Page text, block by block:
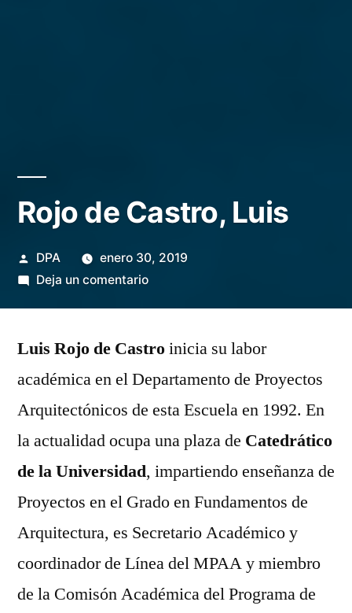
Rojo de Castro, Luis
Publicado
por
DPA
enero 30, 2019
Deja un comentarioen
Castro,
Luis Rojo de Castroinicia su labor
académica en el Departamento de Proyectos
Arquitectónicos de esta Escuela en 1992. En
la actualidad ocupa una plaza de Catedrático
de la Universidad, impartiendo enseñanza de
Proyectos en el Grado en Fundamentos de
Arquitectura, es Secretario Académico y
coordinador de Línea del MPAA y miembro
de la Comisón Académica del Programa de